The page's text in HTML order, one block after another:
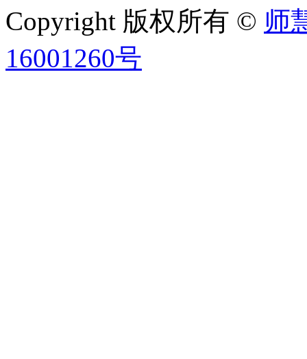
Copyright 版权所有 © 师
16001260号